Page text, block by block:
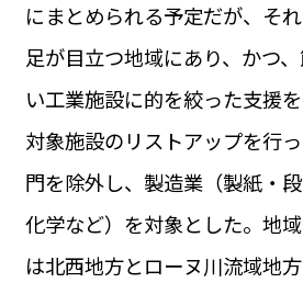
#パリ
#お土産 #トリビア
#データで
#フランスの教育制度
#アプリ
#いざ
#カルカッソンヌ Carcassonne
#サス
#フランス生活
#レシピ #ビューティー
#アルザス地方
#フランスの地方 #フ
にまとめられる予定だが、そ
足が目立つ地域にあり、かつ
い工業施設に的を絞った支援を
対象施設のリストアップを行
門を除外し、製造業（製紙・段
化学など）を対象とした。地
は北西地方とローヌ川流域地